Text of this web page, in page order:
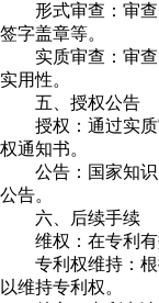
形式审查：审查
签字盖章等。
实质审查：审查
实用性。
五、授权公告
授权：通过实质
权通知书。
公告：国家知识
公告。
六、后续手续
维权：在专利有
专利权维持：根
以维持专利权。